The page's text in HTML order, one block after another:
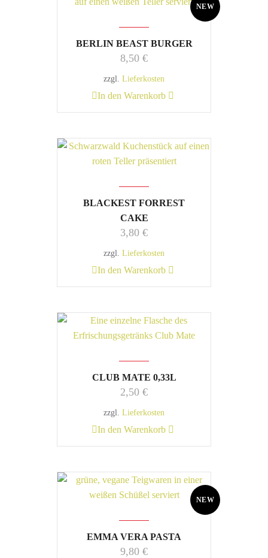
NEW
BERLIN BEAST BURGER
8,50 €
zzgl. Lieferkosten
In den Warenkorb
BLACKEST FORREST
CAKE
3,80 €
zzgl. Lieferkosten
In den Warenkorb
CLUB MATE 0,33L
2,50 €
zzgl. Lieferkosten
In den Warenkorb
NEW
EMMA VERA PASTA
9,80 €